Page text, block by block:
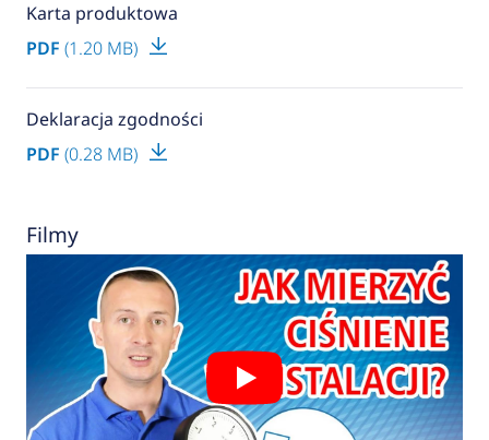
Karta produktowa
PDF (1.20 MB)
Deklaracja zgodności
PDF (0.28 MB)
Filmy